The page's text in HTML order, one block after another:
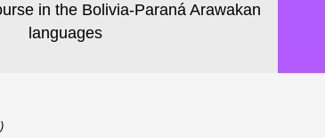
in the Bolivia-Paraná Arawakan
languages